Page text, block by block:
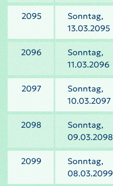
2095
Sonntag,
13.03.2095
2096
Sonntag,
11.03.2096
2097
Sonntag,
10.03.2097
2098
Sonntag,
09.03.2098
2099
Sonntag,
08.03.2099